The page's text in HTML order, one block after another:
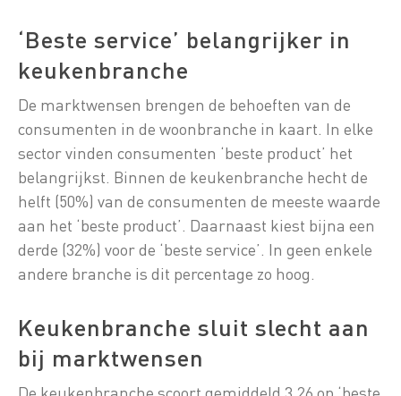
‘Beste service’ belangrijker in
keukenbranche
De marktwensen brengen de behoeften van de
consumenten in de woonbranche in kaart. In elke
sector vinden consumenten ‘beste product’ het
belangrijkst. Binnen de keukenbranche hecht de
helft (50%) van de consumenten de meeste waarde
aan het ‘beste product’. Daarnaast kiest bijna een
derde (32%) voor de ‘beste service’. In geen enkele
andere branche is dit percentage zo hoog.
Keukenbranche sluit slecht aan
bij marktwensen